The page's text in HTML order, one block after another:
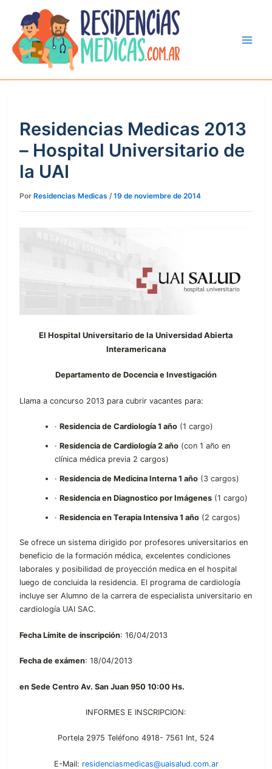
contenido
Residencias Medicas 2013
– Hospital Universitario de
la UAI
Por Residencias Medicas /19 de noviembre de 2014
El Hospital Universitario de la Universidad Abierta
Interamericana
Departamento de Docencia e Investigación
Llama a concurso 2013 para cubrir vacantes para:
·Residencia de Cardiología 1 año (1 cargo)
·Residencia de Cardiología 2 año (con 1 año en
clínica médica previa 2 cargos)
·Residencia de Medicina Interna 1 año (3 cargos)
·Residencia en Diagnostico por Imágenes (1 cargo)
·Residencia en Terapia Intensiva 1 año (2 cargos)
Se ofrece un sistema dirigido por profesores universitarios en
beneficio de la formación médica, excelentes condiciones
laborales y posibilidad de proyección medica en el hospital
luego de concluida la residencia. El programa de cardiología
incluye ser Alumno de la carrera de especialista universitario en
cardiología UAI SAC.
Fecha Límite de inscripción: 16/04/2013
Fecha de exámen: 18/04/2013
en Sede Centro Av. San Juan 950 10:00 Hs.
INFORMES E INSCRIPCION:
Portela 2975 Teléfono 4918- 7561 Int, 524
E-Mail: residenciasmedicas@uaisalud.com.ar